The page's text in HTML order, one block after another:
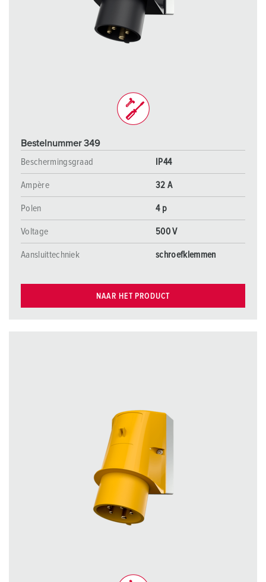
Bestelnummer 349
Beschermingsgraad
IP44
Ampère 32 A
Polen 4 p
Voltage 500 V
Aansluittechniek schroefklemmen
NAAR HET PRODUCT